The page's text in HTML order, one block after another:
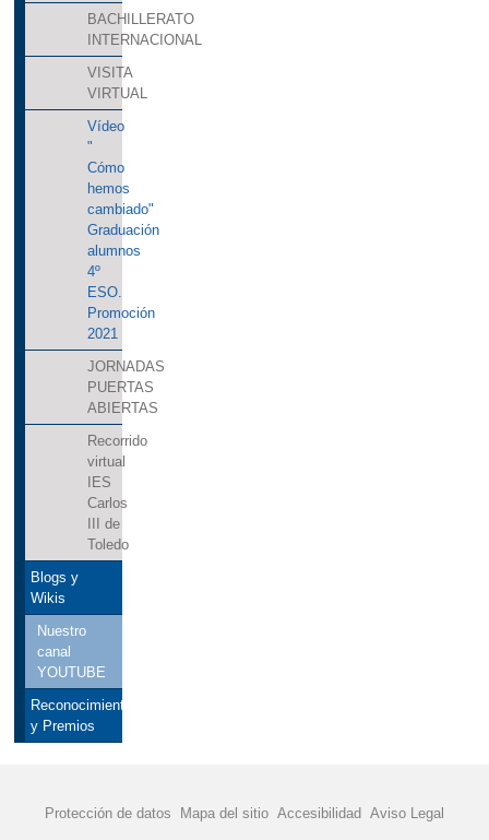
BACHILLERATO
INTERNACIONAL
VISITA
VIRTUAL
Vídeo
"
Cómo
hemos
cambiado"
Graduación
alumnos
4º
ESO.
Promoción
2021
JORNADAS
PUERTAS
ABIERTAS
Recorrido
virtual
IES
Carlos
III de
Toledo
Blogs y
Wikis
Nuestro
canal
YOUTUBE
Reconocimientos
y Premios
Protección de datos Mapa del sitio Accesibilidad Aviso Legal